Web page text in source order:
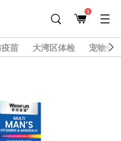
1
苗 大湾区体检 宠物健